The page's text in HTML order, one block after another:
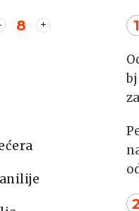
8 1